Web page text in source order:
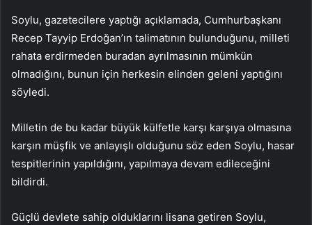
Soylu, gazetecilere yaptığı açıklamada, Cumhurbaşkanı
Recep Tayyip Erdoğan’ın talimatının bulunduğunu, milleti
rahata erdirmeden buradan ayrılmasının mümkün
olmadığını, bunun için herkesin elinden geleni yaptığını
söyledi.
Milletin de bu kadar büyük külfetle karşı karşıya olmasına
karşın müşfik ve anlayışlı olduğunu söz eden Soylu, hasar
tespitlerinin yapıldığını, yapılmaya devam edileceğini
bildirdi.
Güçlü devlete sahip olduklarını lisana getiren Soylu,